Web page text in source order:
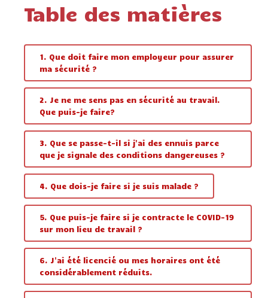
Table des matières
1. Que doit faire mon employeur pour assurer
ma sécurité ?
2. Je ne me sens pas en sécurité au travail.
Que puis-je faire?
3. Que se passe-t-il si j'ai des ennuis parce
que je signale des conditions dangereuses ?
4. Que dois-je faire si je suis malade ?
5. Que puis-je faire si je contracte le COVID-19
sur mon lieu de travail ?
6. J'ai été licencié ou mes horaires ont été
considérablement réduits.